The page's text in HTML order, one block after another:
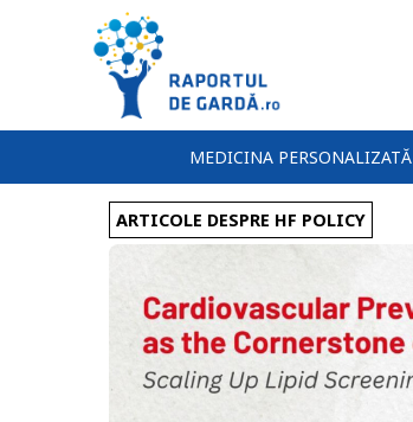
MEDICINA PERSONALIZATĂ
ARTICOLE DESPRE HF POLICY